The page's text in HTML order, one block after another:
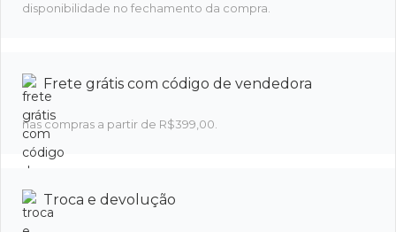
disponibilidade no fechamento da compra.
Frete grátis com código de vendedora
nas compras a partir de R$399,00.
Troca e devolução